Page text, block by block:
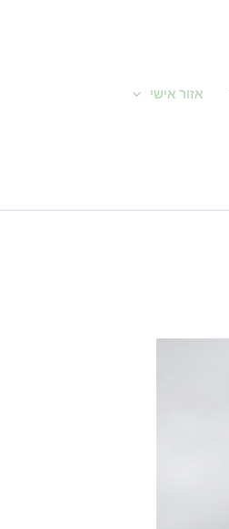
אזור אישי